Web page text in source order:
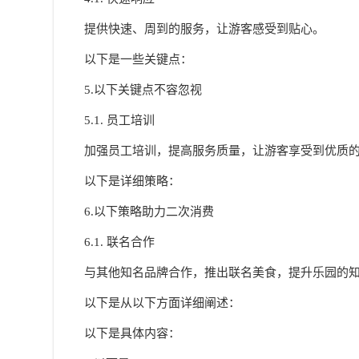
提供快速、周到的服务，让游客感受到贴心。
以下是一些关键点：
5.以下关键点不容忽视
5.1. 员工培训
加强员工培训，提高服务质量，让游客享受到优质的
以下是详细策略：
6.以下策略助力二次消费
6.1. 联名合作
与其他知名品牌合作，推出联名美食，提升乐园的
以下是从以下方面详细阐述：
以下是具体内容：